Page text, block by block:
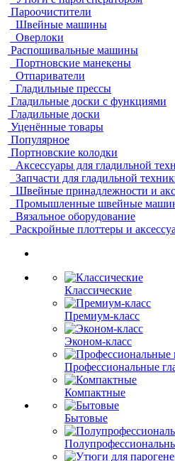
Пароочистители
Швейные машины
Оверлоки
Распошивальные машины
Портновские манекены
Отпариватели
Гладильные прессы
Гладильные доски с функциями
Гладильные доски
Уценённые товары
Популярное
Портновские колодки
Аксессуары для гладильной
Запчасти для гладильной
Швейные принадлежности и
Промышленные швейные
Вязальное оборудование
Раскройные плоттеры и
Классические
Премиум-класс
Эконом-класс
Профессиональные
Компактные
Бытовые